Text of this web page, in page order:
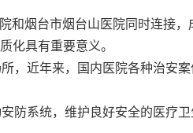
和烟台市烟台山医院同时连接
化具有重要意义。
，近年来，国内医院各种治安
防系统，维护良好安全的医疗